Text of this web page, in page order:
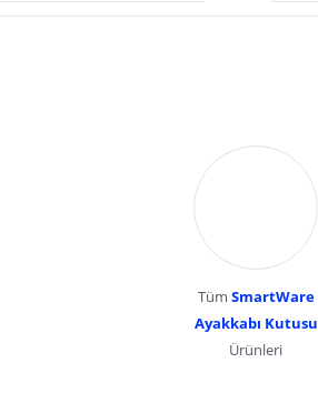
Tüm SmartWare
Ayakkabı Kutusu
Ürünleri